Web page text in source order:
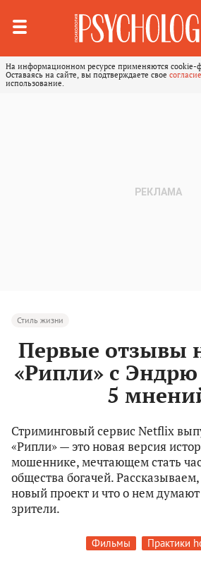
На информационном ресурсе применяются cookie-
Оставаясь на сайте, вы подтверждаете свое согласие
использование.
Стиль жизни
Первые отзывы
«Рипли» с
5
Стриминговый сервис Netflix
«Рипли» — это новая версия
мошеннике, мечтающем стать
общества богачей.
новый проект и что о нем
зрители.
Фильмы Практики